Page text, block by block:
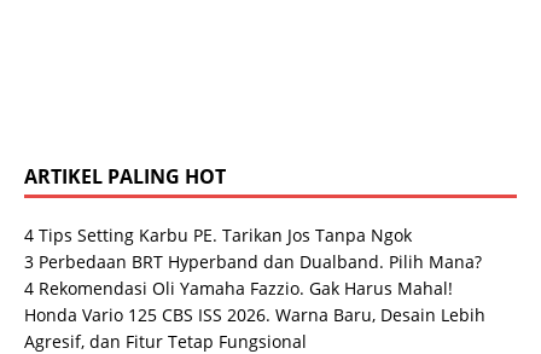
ARTIKEL PALING HOT
4 Tips Setting Karbu PE. Tarikan Jos Tanpa Ngok
3 Perbedaan BRT Hyperband dan Dualband. Pilih Mana?
4 Rekomendasi Oli Yamaha Fazzio. Gak Harus Mahal!
Honda Vario 125 CBS ISS 2026. Warna Baru, Desain Lebih
Agresif, dan Fitur Tetap Fungsional